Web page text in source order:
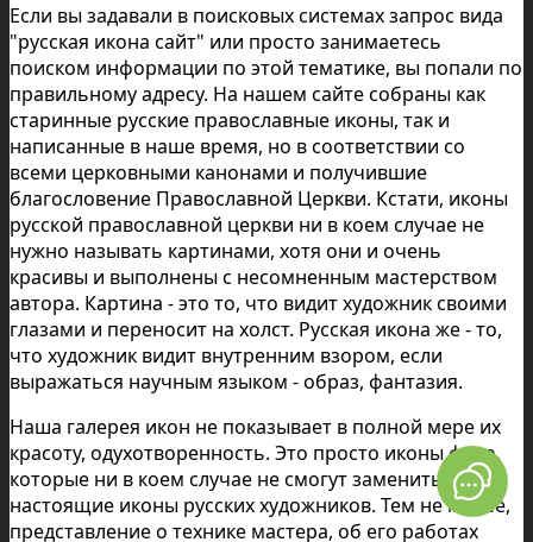
Если вы задавали в поисковых системах запрос вида
"русская икона сайт" или просто занимаетесь
поиском информации по этой тематике, вы попали по
правильному адресу. На нашем сайте собраны как
старинные русские православные иконы, так и
написанные в наше время, но в соответствии со
всеми церковными канонами и получившие
благословение Православной Церкви. Кстати, иконы
русской православной церкви ни в коем случае не
нужно называть картинами, хотя они и очень
красивы и выполнены с несомненным мастерством
автора. Картина - это то, что видит художник своими
глазами и переносит на холст. Русская икона же - то,
что художник видит внутренним взором, если
выражаться научным языком - образ, фантазия.
Наша галерея икон не показывает в полной мере их
красоту, одухотворенность. Это просто иконы фото,
которые ни в коем случае не смогут заменить
настоящие иконы русских художников. Тем не менее,
представление о технике мастера, об его работах